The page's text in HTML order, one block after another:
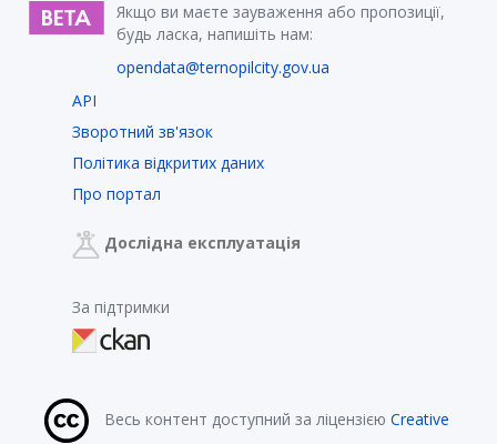
Якщо ви маєте зауваження або пропозиції,
будь ласка, напишіть нам:
opendata@ternopilcity.gov.ua
API
Зворотний зв'язок
Політика відкритих даних
Про портал
Дослідна експлуатація
За підтримки
Весь контент доступний за ліцензією Creative